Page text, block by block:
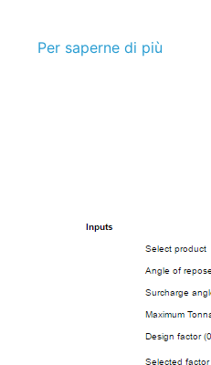
Per saperne di più